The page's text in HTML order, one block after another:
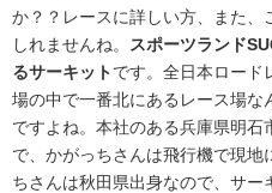
か？？レースに詳しい方、また、
しれませんね。
スポーツランド
るサーキットです。全日本ロード
場の中で一番北にあるレース場な
ですよね。本社のある兵庫県明
で、かがっちさんは飛行機で現地
ちさんは秋田県出身なので、サー